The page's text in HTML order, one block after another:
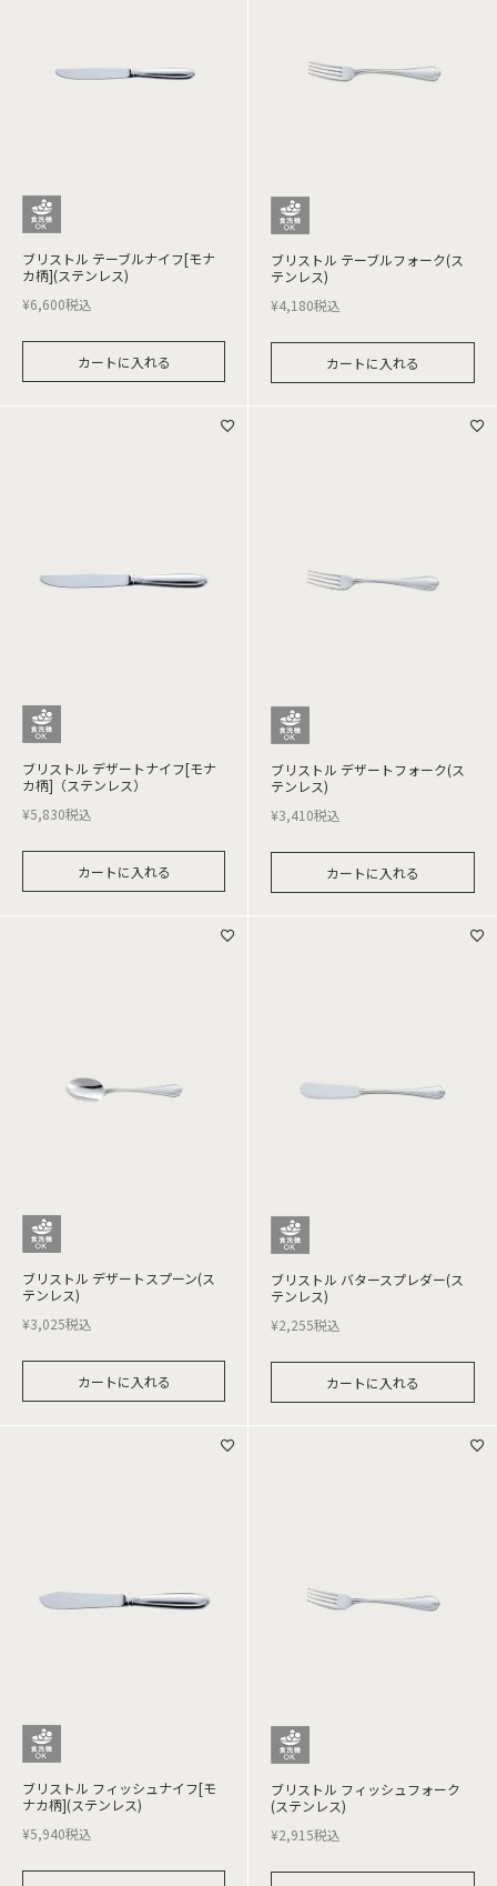
ブリストル テーブルナイフ[モナ
カ柄](ステンレス)
¥6,600税込
カートに入れる
ブリストル テーブルフォーク(ス
テンレス)
¥4,180税込
カートに入れる
ブリストル デザートナイフ[モナ
カ柄]（ステンレス）
¥5,830税込
カートに入れる
ブリストル デザートフォーク(ス
テンレス)
¥3,410税込
カートに入れる
ブリストル デザートスプーン(ス
テンレス)
¥3,025税込
カートに入れる
ブリストル バタースプレダー(ス
テンレス)
¥2,255税込
カートに入れる
ブリストル フィッシュナイフ[モ
ナカ柄](ステンレス)
¥5,940税込
ブリストル フィッシュフォーク
(ステンレス)
¥2,915税込